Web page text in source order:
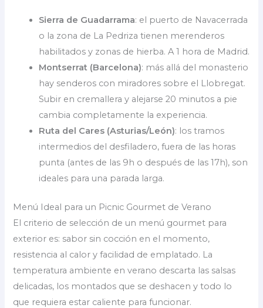
Sierra de Guadarrama: el puerto de Navacerrada
o la zona de La Pedriza tienen merenderos
habilitados y zonas de hierba. A 1 hora de Madrid.
Montserrat (Barcelona): más allá del monasterio
hay senderos con miradores sobre el Llobregat.
Subir en cremallera y alejarse 20 minutos a pie
cambia completamente la experiencia.
Ruta del Cares (Asturias/León): los tramos
intermedios del desfiladero, fuera de las horas
punta (antes de las 9h o después de las 17h), son
ideales para una parada larga.
Menú Ideal para un Picnic Gourmet de Verano
El criterio de selección de un menú gourmet para
exterior es: sabor sin cocción en el momento,
resistencia al calor y facilidad de emplatado. La
temperatura ambiente en verano descarta las salsas
delicadas, los montados que se deshacen y todo lo
que requiera estar caliente para funcionar.